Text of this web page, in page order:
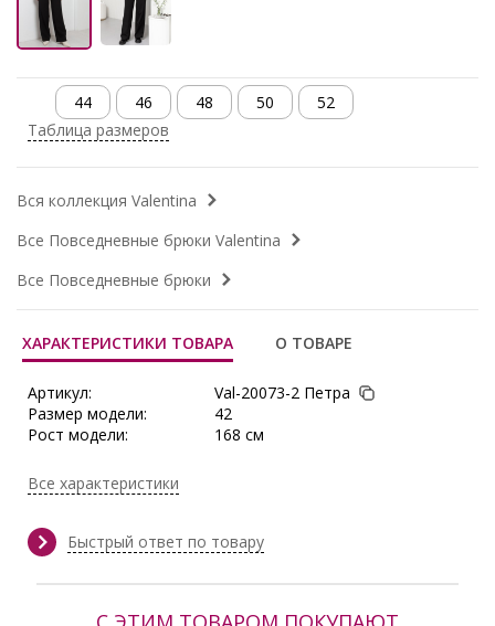
44 46 48 50
52
Таблица размеров
Вся коллекция Valentina
Все Повседневные брюки Valentina
Все Повседневные брюки
ХАРАКТЕРИСТИКИ ТОВАРА О ТОВАРЕ
Артикул:
Val-20073-2 Петра
Размер модели:
42
Рост модели:
168 см
Тип ткани:
Сезон:
Весна, Демисезон, Зима, Осень,
Производитель:
Valentina
Все характеристики
Быстрый ответ по товару